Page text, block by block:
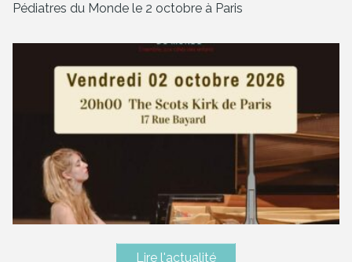
Pédiatres du Monde le 2 octobre à Paris
Lire l'actualité